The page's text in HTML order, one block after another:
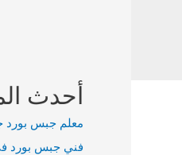
أحدث
معلم جبس بورد
فني جبس بورد في جده